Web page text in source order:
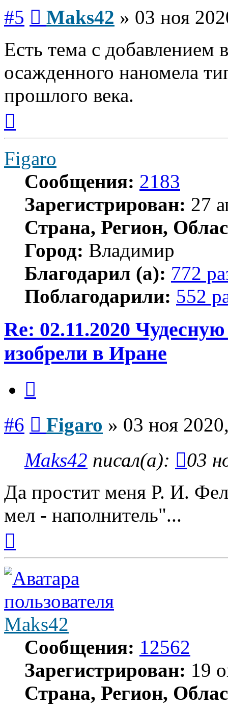
#5 Maks42 » 03 ноя
Есть тема с добавлением
осажденного наномела
прошлого века.
началу
Figaro
Сообщения: 2183
Зарегистрирован: 27
Страна, Регион,
Город: Владимир
Благодарил (а): 772
Поблагодарили: 552
Re: 02.11.2020
изобрели в Иране
#6 Figaro » 03 ноя
Maks42 писал(а):
03
Да простит меня Р. И.
мел - наполнитель"...
началу
Maks42
Сообщения: 12562
Зарегистрирован: 19
Страна, Регион,